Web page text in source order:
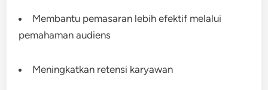
Membantu pemasaran lebih efektif melalui
pemahaman audiens
Meningkatkan retensi karyawan